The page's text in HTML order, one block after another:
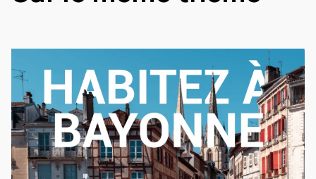
La vie locale